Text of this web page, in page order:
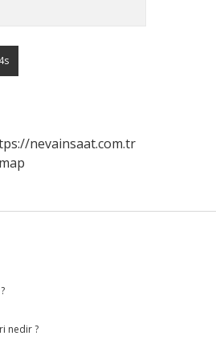
nevainsaat.com.tr
nedir ?